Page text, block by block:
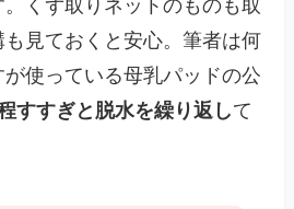
くず取りネットのものも取
も見ておくと安心。筆者は何
使っている母乳パッドの公
すすぎと脱水を繰り返して